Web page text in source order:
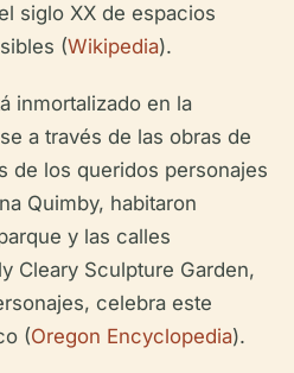
siglo XX de espacios
(Wikipedia).
inmortalizado en la
a través de las obras de
de los queridos personajes
Quimby, habitaron
y las calles
Cleary Sculpture Garden,
celebra este
(Oregon Encyclopedia).